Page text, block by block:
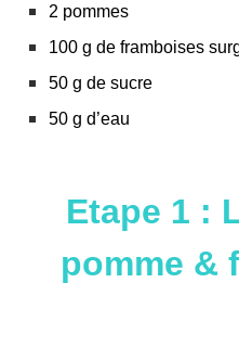
2 pommes
100 g de framboises
50 g de sucre
50 g d’eau
Etape 1 :
pomme &